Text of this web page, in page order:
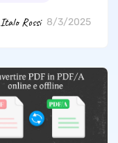
Italo Rossi 8/3/2025